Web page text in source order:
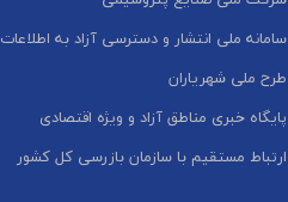
سامانه ملی انتشار و دسترسی آزاد به اطلاعات
طرح ملی شهریاران
پایگاه خبری مناطق آزاد و ویژه اقتصادی
ارتباط مستقیم با سازمان بازرسی کل کشور